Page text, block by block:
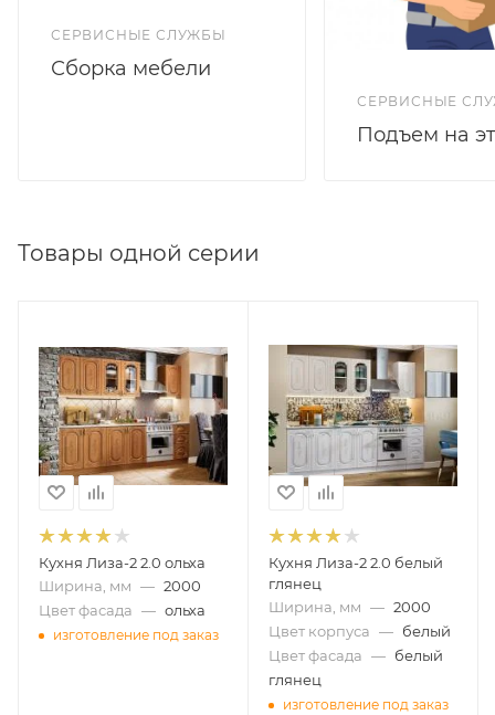
СЕРВИСНЫЕ СЛУЖБЫ
Сборка мебели
СЕРВИСНЫЕ
Подъем на
Товары одной серии
Кухня Лиза-2 2.0 ольха
Ширина, мм — 2000
Цвет фасада — ольха
изготовление под заказ
Кухня Лиза-2 2.0 белый
глянец
Ширина, мм — 2000
Цвет корпуса — белый
Цвет фасада — белый
глянец
изготовление под заказ